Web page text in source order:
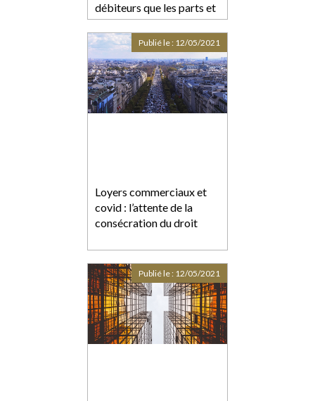
débiteurs que les parts et
portion de chacun d’eux
Loyers commerciaux et
covid : l’attente de la
consécration du droit
Publié le : 12/05/2021
Publié le : 12/05/2021